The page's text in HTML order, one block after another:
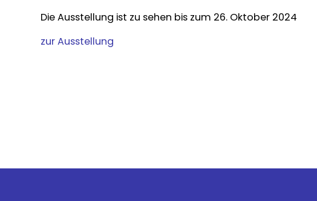
Die Ausstellung ist zu sehen bis zum 26. Oktober 2024
zur Ausstellung